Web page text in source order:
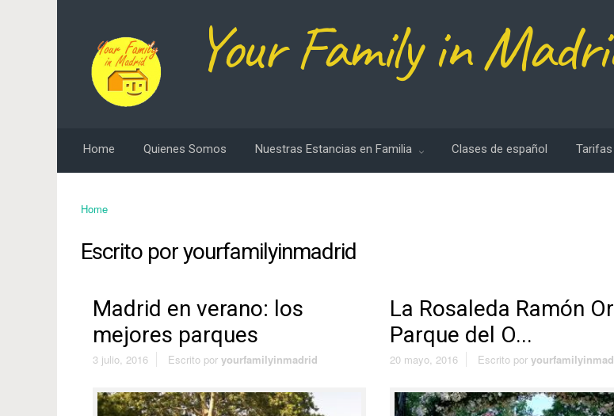
Your Family in
Home Quienes Somos Nuestras Estancias en Familia Clases de español Tarifas
Home
Escrito poryourfamilyinmadrid
Madrid en verano: los
mejores parques
3 julio, 2016 Escrito por yourfamilyinmadrid
La Rosaleda Ramón
Parque del O...
20 mayo, 2016 Escrito por